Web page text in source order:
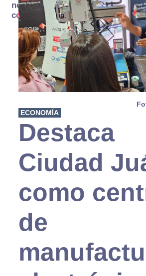
no se
consume
ECONOMÍA
Destaca
Ciudad
como
de